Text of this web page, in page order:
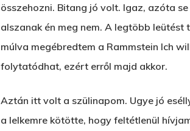
összehozni. Bitang jó volt. Igaz, azóta
alszanak én meg nem. A legtöbb
múlva megébredtem a Rammstein Ich
folytatódhat, ezért erről majd akkor.
Aztán itt volt a szülinapom. Ugye jó
a lelkemre kötötte, hogy feltétlenül